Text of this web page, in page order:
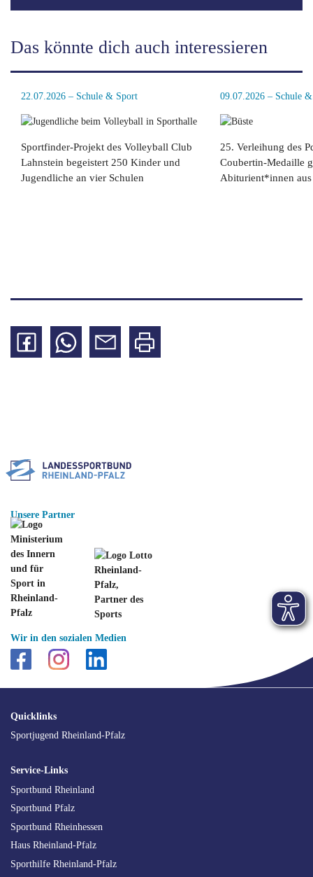
Das könnte dich auch interessieren
22.07.2026 – Schule & Sport
Sportfinder-Projekt des Volleyball Club
Lahnstein begeistert 250 Kinder und
Jugendliche an vier Schulen
09.07.2026 – Schule
25. Verleihung des
Coubertin-Medaille
Abiturient*innen aus
Auf
Facebook
Per
WhatsApp
Per
Mail
Seite
drucken
Unsere Partner
Wir in den sozialen Medien
SEO
Navigation
Quicklinks
Sportjugend Rheinland-Pfalz
Service-Links
Sportbund Rheinland
Sportbund Pfalz
Sportbund Rheinhessen
Haus Rheinland-Pfalz
Sporthilfe Rheinland-Pfalz